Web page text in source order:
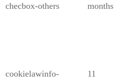
checbox-others
months
cookielawinfo-
11